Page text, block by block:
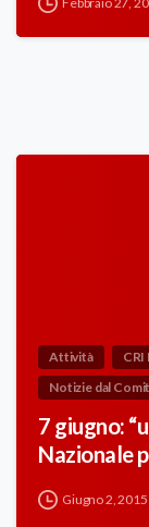
Attività CRI
Notizie dal
7 giugno:
Nazionale
Giugno 2, 2015